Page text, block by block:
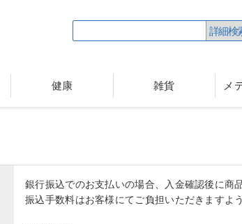
詳細検
健康 雑貨 メ
銀行振込でのお支払いの場合、入金確認後に商
振込手数料はお客様にてご負担いただきますよ